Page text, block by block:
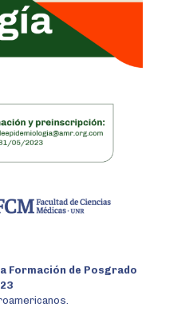
Formación de Posgrado